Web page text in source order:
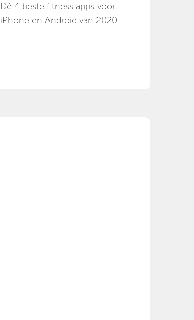
Dé 4 beste fitness apps voor
iPhone en Android van 2020